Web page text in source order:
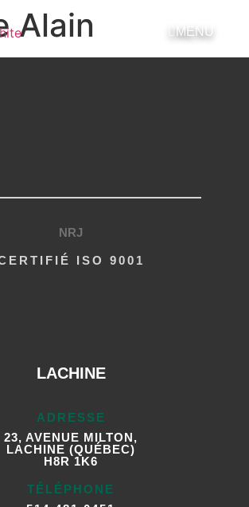
MENU
MENU
Alain
NRJ
ISO 9001
LACHINE
ADRESSE
23, AVENUE MILTON,
LACHINE (QUÉBEC)
H8R 1K6
TÉLÉPHONE